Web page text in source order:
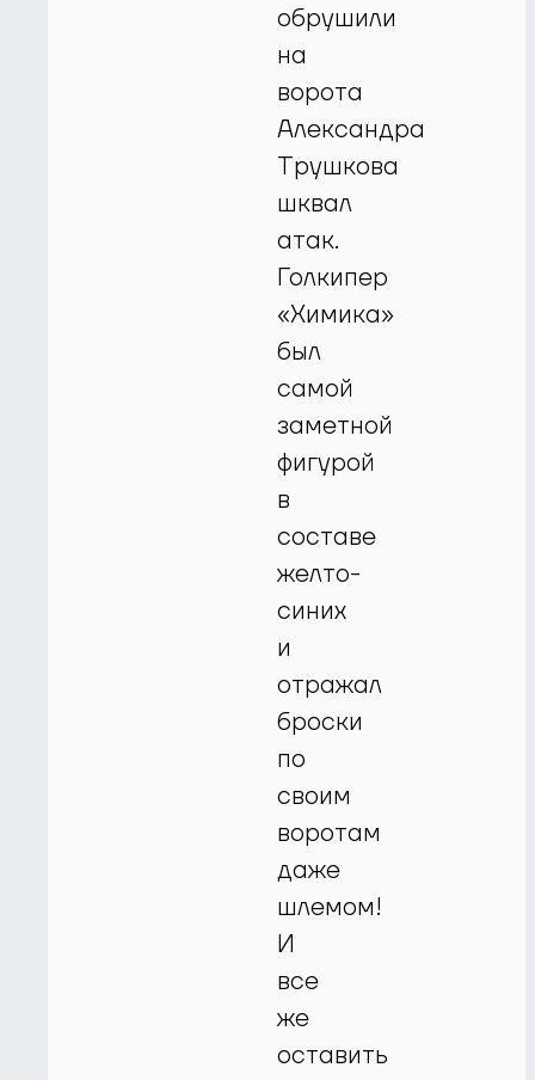
обрушили
на
ворота
Александра
Трушкова
шквал
атак.
Голкипер
«Химика»
был
самой
заметной
фигурой
в
составе
желто-
синих
и
отражал
броски
по
своим
воротам
даже
шлемом!
И
все
же
оставить